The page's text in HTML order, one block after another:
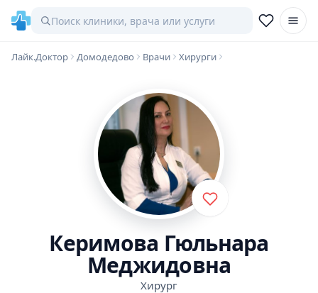
Лайк.Доктор Домодедово Врачи Хирурги
Керимова Гюльнара
Меджидовна
Хирург